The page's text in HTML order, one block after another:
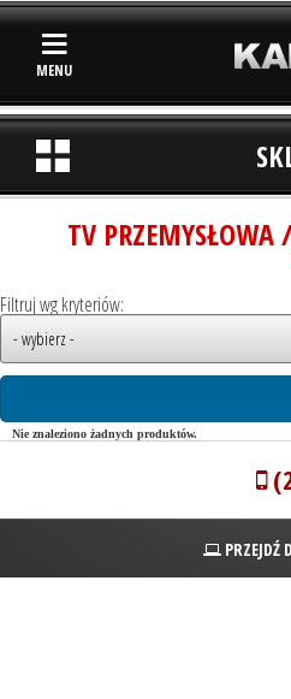
MENU
TV PRZEMYSŁOWA
Filtruj wg kryteriów:
Nie znaleziono żadnych produktów.
PRZEJDŹ